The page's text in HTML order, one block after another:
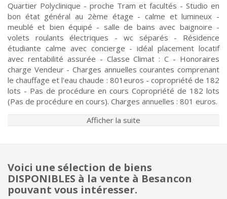
Quartier Polyclinique - proche Tram et facultés - Studio en
bon état général au 2ème étage - calme et lumineux -
meublé et bien équipé - salle de bains avec baignoire -
volets roulants électriques - wc séparés - Résidence
étudiante calme avec concierge - idéal placement locatif
avec rentabilité assurée - Classe Climat : C - Honoraires
charge Vendeur - Charges annuelles courantes comprenant
le chauffage et l'eau chaude : 801euros - copropriété de 182
lots - Pas de procédure en cours Copropriété de 182 lots
(Pas de procédure en cours). Charges annuelles : 801 euros.
Afficher la suite
Voici une sélection de biens
DISPONIBLES à la vente à Besancon
pouvant vous intéresser.